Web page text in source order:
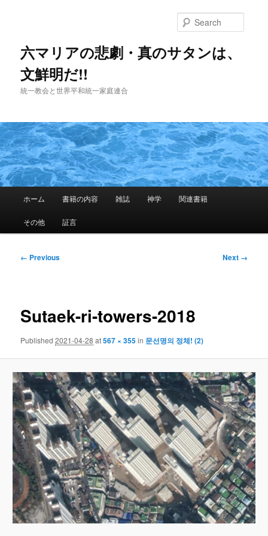
content六マリアの悲劇・真のサタンは、
文鮮明だ!!
統一教会と世界平和統一家庭連合
ホーム 書籍の内容 雑誌 神学 関連書籍
その他 証言
Image
← Previous Next →
Sutaek-ri-towers-2018
Published2021-04-28 at567 × 355in문선명의 정체! (2)